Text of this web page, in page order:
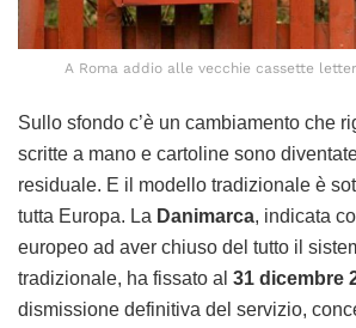
A Roma addio alle vecchie cassette
Sullo sfondo c’è un cambiamento che
scritte a mano e cartoline sono
residuale. E il modello tradizionale è
tutta Europa. La Danimarca, indicata
europeo ad aver chiuso del tutto il
tradizionale, ha fissato al 31 dicembre
dismissione definitiva del servizio,